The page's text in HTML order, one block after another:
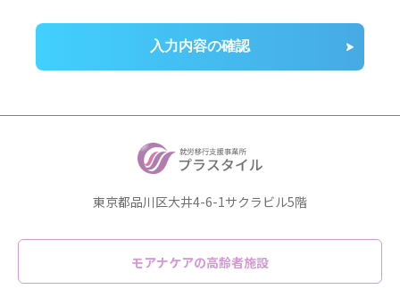
東京都品川区大井4-6-1サクラビル5階
モアナケアの高齢者施設